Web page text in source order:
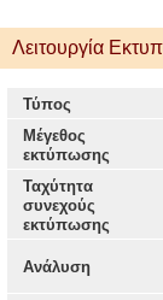
Λειτουργία
Τύπος
Μέγεθος
εκτύπωσης
Ταχύτητα
συνεχούς
εκτύπωσης
Ανάλυση